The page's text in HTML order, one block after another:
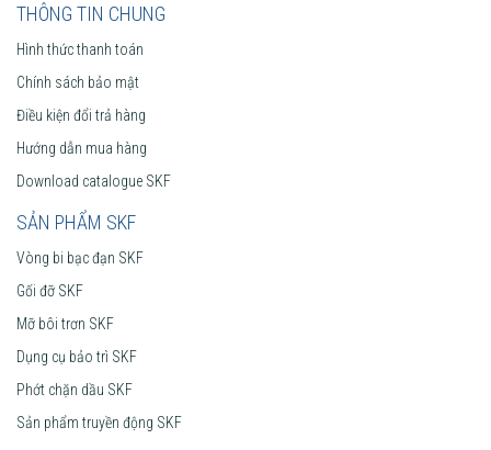
THÔNG TIN CHUNG
Hình thức thanh toán
Chính sách bảo mật
Điều kiện đổi trả hàng
Hướng dẫn mua hàng
Download catalogue SKF
SẢN PHẨM SKF
Vòng bi bạc đạn SKF
Gối đỡ SKF
Mỡ bôi trơn SKF
Dụng cụ bảo trì SKF
Phớt chặn dầu SKF
Sản phẩm truyền động SKF